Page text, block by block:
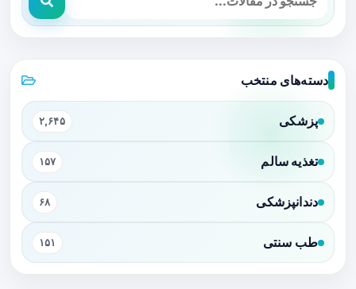
دسته‌های منتخب
پزشکی ۲,۶۴۵
تغذیه سالم ۱۵۷
دندانپزشکی ۶۸
طب سنتی ۱۵۱